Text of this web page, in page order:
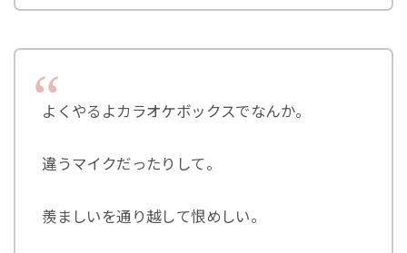
よくやるよカラオケボックスでなんか。
違うマイクだったりして。
羨ましいを通り越して恨めしい。